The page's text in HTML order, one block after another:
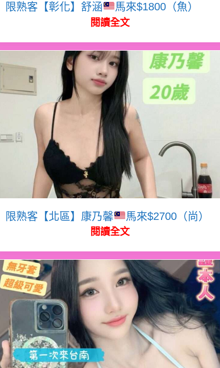
限熟客【彰化】舒涵 馬來$1800（魚）
閱讀全文
限熟客【北區】康乃馨 馬來$2700（尚）
閱讀全文